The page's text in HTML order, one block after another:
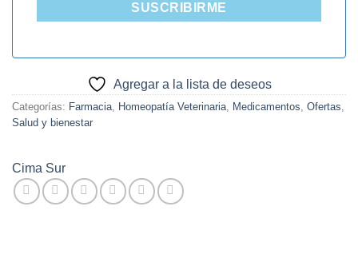
SUSCRIBIRME
Agregar a la lista de deseos
Categorías: Farmacia, Homeopatía Veterinaria, Medicamentos, Ofertas,
Salud y bienestar
Cima Sur